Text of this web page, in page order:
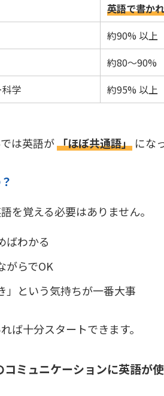
英語で書か
約90% 以上
約80〜90%
学
約95% 以上
は英語が「ほぼ共通語」 にな
を覚える必要はありません。
ばわかる
がらでOK
」という気持ちが一番大事
ば十分スタートできます。
ミュニケーションに英語が